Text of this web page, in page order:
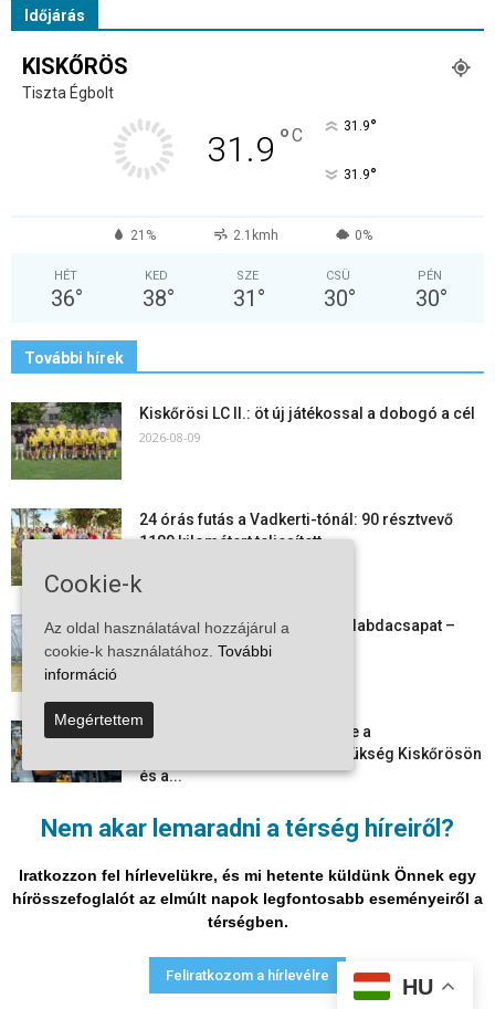
Nem akar lemaradni a térség híreiről?
Iratkozzon fel hírlevelükre, és mi hetente küldünk Önnek egy
hírösszefoglalót az elmúlt napok legfontosabb eseményeiről a
térségben.
Feliratkozom a hírlevélre
Időjárás
KISKŐRÖS
Tiszta Égbolt
31.9 °C 31.9°
31.9°
21% 2.1kmh 0%
HÉT
36°
KED
38°
SZE
31 °
CSÜ
30°
PÉN
30°
További hírek
Kiskőrösi LC II.: öt új játékossal a dobogó a cél
2026-08-09
24 órás futás a Vadkerti-tónál: 90 résztvevő
1180 kilométert teljesített
Megszűnt a kiskőrösi női kézilabdacsapat –
egy korszak ért véget
Aktuális állásajánlatok: ezekre a
munkavállalókra van most szükség Kiskőrösön
és a...
Vitézy Dávid: már ősszel újraindulhat a
személyszállítás a Budapest–Belgrád
vasútvonalon
Adatvédelmi nyilatkozat Médiaajánlat Impresszum
HU
Cookie-k
Az oldal használatával hozzájárul a
cookie-k használatához. További
információ
Megértettem